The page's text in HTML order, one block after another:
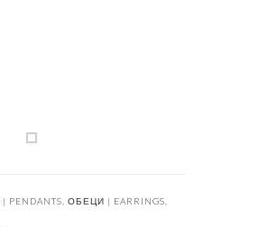
ОБЕЦИ | EARRINGS